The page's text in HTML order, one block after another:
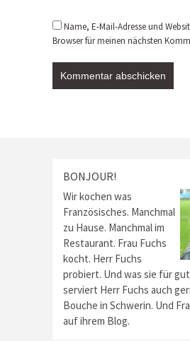
Name, E-Mail-Adresse und
Browser für meinen nächsten
BONJOUR!
Wir kochen was
Französisches. Manchmal
zu Hause. Manchmal im
Restaurant. Frau Fuchs
kocht. Herr Fuchs
probiert. Und was sie für
serviert Herr Fuchs auch
Bouche in Schwerin. Und
auf ihrem Blog.